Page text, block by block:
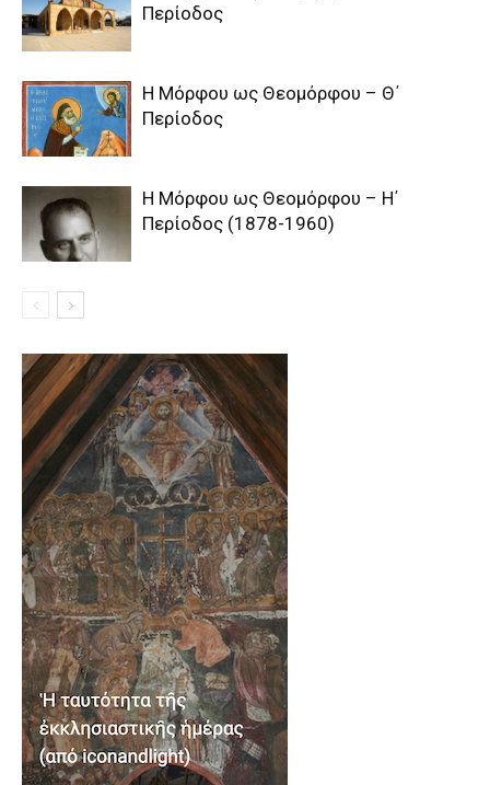
Περίοδος
Η Μόρφου ως Θεομόρφου – Θ΄
Περίοδος
Η Μόρφου ως Θεομόρφου – Η΄
Περίοδος (1878-1960)